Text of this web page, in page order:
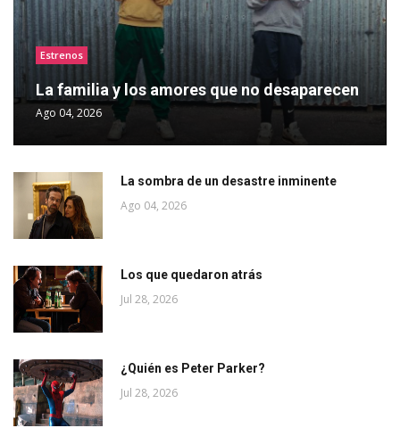
Estrenos
La familia y los amores que no desaparecen
Ago 04, 2026
La sombra de un desastre inminente
Ago 04, 2026
Los que quedaron atrás
Jul 28, 2026
¿Quién es Peter Parker?
Jul 28, 2026